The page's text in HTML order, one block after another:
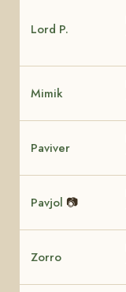
Lord P.
Mimik
Paviver
Pavjol 📷
Zorro